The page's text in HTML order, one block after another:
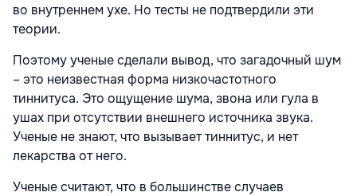
во внутреннем ухе. Но тесты не подтвердили эти
теории.
Поэтому ученые сделали вывод, что загадочный шум
– это неизвестная форма низкочастотного
тиннитуса. Это ощущение шума, звона или гула в
ушах при отсутствии внешнего источника звука.
Ученые не знают, что вызывает тиннитус, и нет
лекарства от него.
Ученые считают, что в большинстве случаев